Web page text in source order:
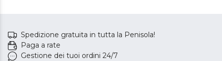
Spedizione gratuita in tutta la Penisola!
Paga a rate
Gestione dei tuoi ordini 24/7